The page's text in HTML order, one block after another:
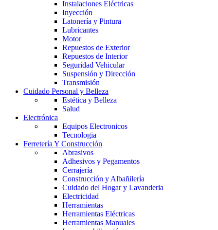
Instalaciones Eléctricas
Inyección
Latonería y Pintura
Lubricantes
Motor
Repuestos de Exterior
Repuestos de Interior
Seguridad Vehicular
Suspensión y Dirección
Transmisión
Cuidado Personal y Belleza
Estética y Belleza
Salud
Electrónica
Equipos Electronicos
Tecnologia
Ferretería Y Construcción
Abrasivos
Adhesivos y Pegamentos
Cerrajería
Construcción y Albañilería
Cuidado del Hogar y Lavanderia
Electricidad
Herramientas
Herramientas Eléctricas
Herramientas Manuales